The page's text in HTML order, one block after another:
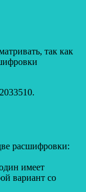
так как
расшифровки:
имеет
вариант со